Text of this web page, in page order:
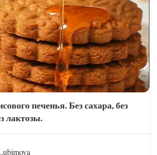
печенья. Без сахара, без
лактозы.